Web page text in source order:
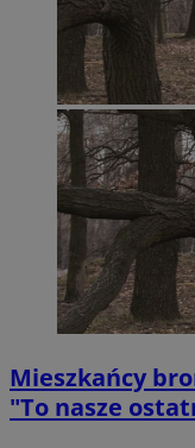
Mieszkańcy
"To nasze